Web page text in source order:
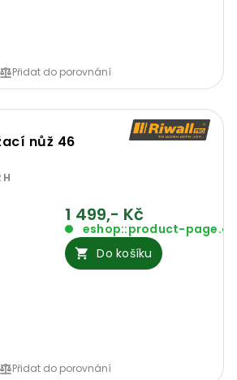
Přidat do porovnání
nůž 46
H
1 499,- Kč
eshop::product-
Do košíku
Přidat do porovnání